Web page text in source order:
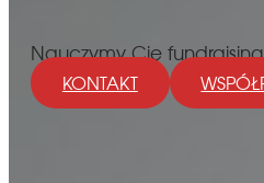
Nauczymy Cię
KONTAKT